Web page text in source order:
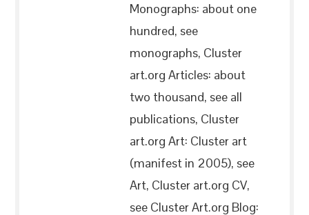
Monographs: about one
hundred, see
monographs, Cluster
art.org Articles: about
two thousand, see all
publications, Cluster
art.org Art: Cluster art
(manifest in 2005), see
Art, Cluster art.org CV,
see Cluster Art.org Blog: